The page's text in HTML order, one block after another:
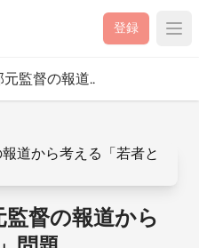
登録
元監督の報道..
監督の報道から